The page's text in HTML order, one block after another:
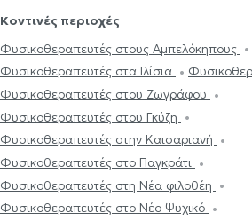
Κοντινές περιοχές
Φυσικοθεραπευτές στους Αμπελόκηπους
Φυσικοθεραπευτές στα Ιλίσια
Φυσικοθεραπευτές στου Ζωγράφου
Φυσικοθεραπευτές στου Γκύζη
Φυσικοθεραπευτές στην Καισαριανή
Φυσικοθεραπευτές στο Παγκράτι
Φυσικοθεραπευτές στη Νέα φιλοθέη
Φυσικοθεραπευτές στο Νέο Ψυχικό